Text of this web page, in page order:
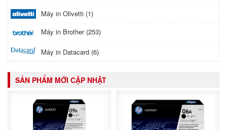
Máy in Olivetti (1)
Máy in Brother (253)
Máy in Datacard (6)
SẢN PHẨM MỚI CẬP NHẬT